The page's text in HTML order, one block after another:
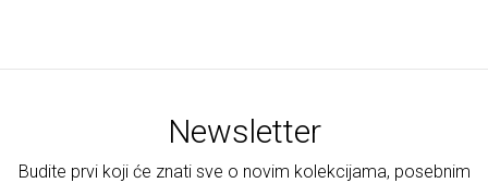
Newsletter
Budite prvi koji će znati sve o novim kolekcijama, posebnim